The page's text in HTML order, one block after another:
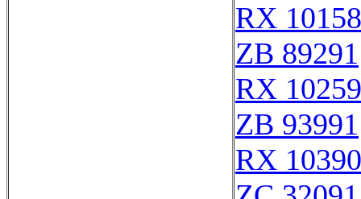
RX 10158
ZB 89291
RX 10259
ZB 93991
RX 10390